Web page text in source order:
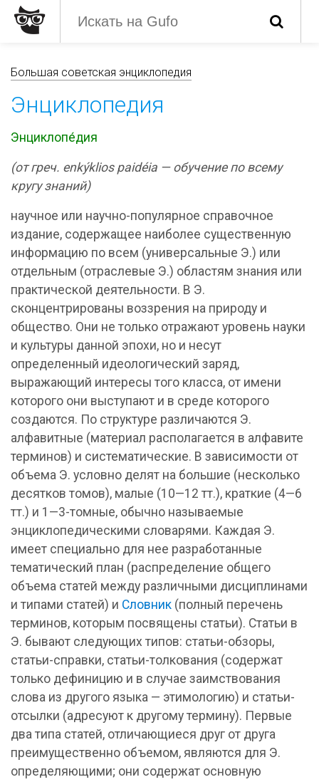
Большая советская энциклопедия
Энциклопедия
Энциклопе́дия
(от греч. enkýklios paidéia — обучение по всему
кругу знаний)
научное или научно-популярное справочное
издание, содержащее наиболее существенную
информацию по всем (универсальные Э.) или
отдельным (отраслевые Э.) областям знания или
практической деятельности. В Э.
сконцентрированы воззрения на природу и
общество. Они не только отражают уровень науки
и культуры данной эпохи, но и несут
определенный идеологический заряд,
выражающий интересы того класса, от имени
которого они выступают и в среде которого
создаются. По структуре различаются Э.
алфавитные (материал располагается в алфавите
терминов) и систематические. В зависимости от
объема Э. условно делят на большие (несколько
десятков томов), малые (10—12 тт.), краткие (4—6
тт.) и 1—3-томные, обычно называемые
энциклопедическими словарями. Каждая Э.
имеет специально для нее разработанные
тематический план (распределение общего
объема статей между различными дисциплинами
и типами статей) и Словник (полный перечень
терминов, которым посвящены статьи). Статьи в
Э. бывают следующих типов: статьи-обзоры,
статьи-справки, статьи-толкования (содержат
только дефиницию и в случае заимствования
слова из другого языка — этимологию) и статьи-
отсылки (адресуют к другому термину). Первые
два типа статей, отличающиеся друг от друга
преимущественно объемом, являются для Э.
определяющими; они содержат основную